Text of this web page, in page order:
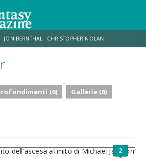
JON BERNTHAL CHRISTOPHER NOLAN
& GAMES
(6)
Gallerie (6)
2